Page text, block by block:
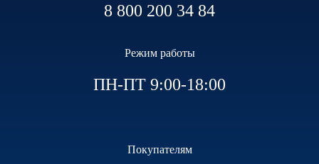
8 800 200 34 84
Режим работы
ПН-ПТ 9:00-18:00
Покупателям